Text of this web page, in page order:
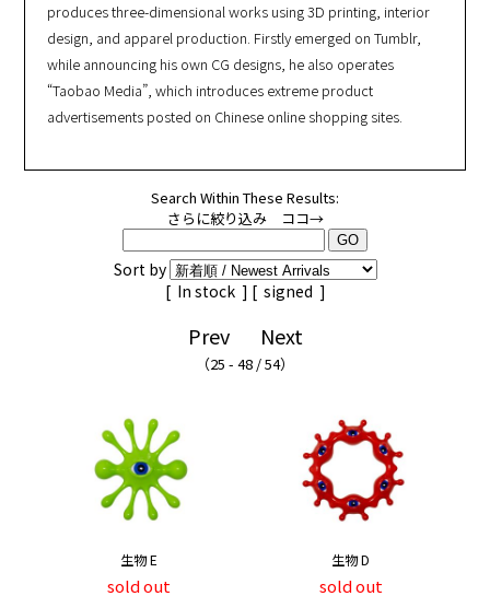
produces three-dimensional works using 3D printing, interior
design, and apparel production. Firstly emerged on Tumblr,
while announcing his own CG designs, he also operates
“Taobao Media”, which introduces extreme product
advertisements posted on Chinese online shopping sites.
Search Within These Results:
さらに絞り込み ココ→
Sort by
[ In stock] [ signed ]
Prev Next
（25 - 48 / 54）
生物 E
sold out
生物 D
sold out